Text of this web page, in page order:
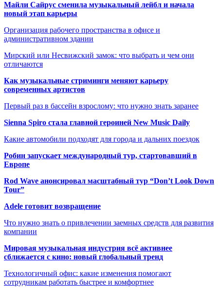
Майли Сайрус сменила музыкальный лейбл и начала
новый этап карьеры
Организация рабочего пространства в офисе и
административном здании
Мирский или Несвижский замок: что выбрать и чем они
отличаются
Как музыкальные стриминги меняют карьеру
современных артистов
Первый раз в бассейн взрослому: что нужно знать заранее
Sienna Spiro стала главной героиней New Music Daily
Какие автомобили подходят для города и дальних поездок
Робин запускает международный тур, стартовавший в
Европе
Rod Wave анонсировал масштабный тур “Don’t Look Down
Tour”
Adele готовит возвращение
Что нужно знать о привлечении заемных средств для развития
компании
Мировая музыкальная индустрия всё активнее
сближается с кино: новый глобальный тренд
Технологичный офис: какие изменения помогают
сотрудникам работать быстрее и комфортнее